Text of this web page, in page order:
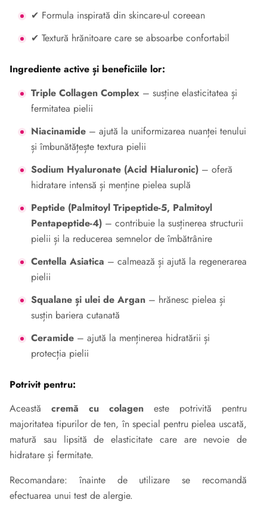
✔ Formula inspirată din skincare-ul coreean
✔ Textură hrănitoare care se absoarbe confortabil
Ingrediente active și beneficiile lor:
Triple Collagen Complex – susține elasticitatea și
fermitatea pielii
Niacinamide – ajută la uniformizarea nuanței tenului
și îmbunătățește textura pielii
Sodium Hyaluronate (Acid Hialuronic) – oferă
hidratare intensă și menține pielea suplă
Peptide (Palmitoyl Tripeptide-5, Palmitoyl
Pentapeptide-4) – contribuie la susținerea structurii
pielii și la reducerea semnelor de îmbătrânire
Centella Asiatica – calmează și ajută la regenerarea
pielii
Squalane și ulei de Argan – hrănesc pielea și
susțin bariera cutanată
Ceramide – ajută la menținerea hidratării și
protecția pielii
Potrivit pentru:
Această cremă cu colagen este potrivită pentru
majoritatea tipurilor de ten, în special pentru pielea uscată,
matură sau lipsită de elasticitate care are nevoie de
hidratare și fermitate.
Recomandare: înainte de utilizare se recomandă
efectuarea unui test de alergie.